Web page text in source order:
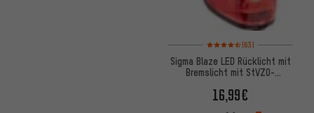
Bewertungen: 4,5 von 5
(63)
Sigma Blaze LED Rücklicht mit
Bremslicht mit StVZO-
16,99€